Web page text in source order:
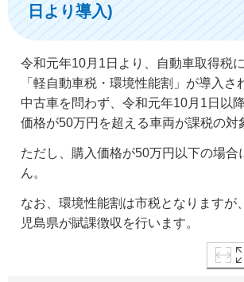
日より導入)
令和元年10月1日より、自動車取得税
「軽自動車税・環境性能割」が導入さ
中古車を問わず、令和元年10月1日以
価格が50万円を超える車両が課税の対
ただし、購入価格が50万円以下の場合
ん。
なお、環境性能割は市税となりますが
児島県が賦課徴収を行います。